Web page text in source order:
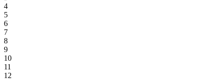
4
5
6
7
8
9
10
11
12